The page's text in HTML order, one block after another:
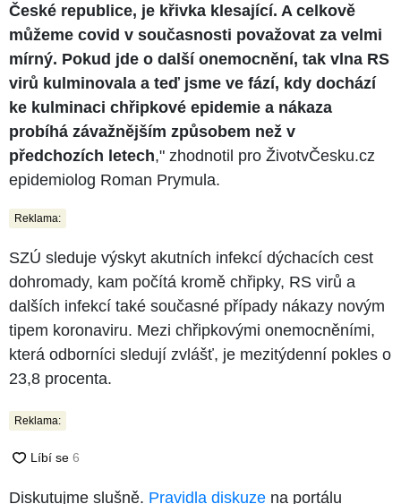
České republice, je křivka klesající. A celkově
můžeme covid v současnosti považovat za velmi
mírný. Pokud jde o další onemocnění, tak vlna RS
virů kulminovala a teď jsme ve fází, kdy dochází
ke kulminaci chřipkové epidemie a nákaza
probíhá závažnějším způsobem než v
předchozích letech," zhodnotil pro ŽivotvČesku.cz
epidemiolog Roman Prymula.
Reklama:
SZÚ sleduje výskyt akutních infekcí dýchacích cest
dohromady, kam počítá kromě chřipky, RS virů a
dalších infekcí také současné případy nákazy novým
tipem koronaviru. Mezi chřipkovými onemocněními,
která odborníci sledují zvlášť, je mezitýdenní pokles o
23,8 procenta.
Reklama:
Diskutujme slušně. Pravidla diskuze na portálu